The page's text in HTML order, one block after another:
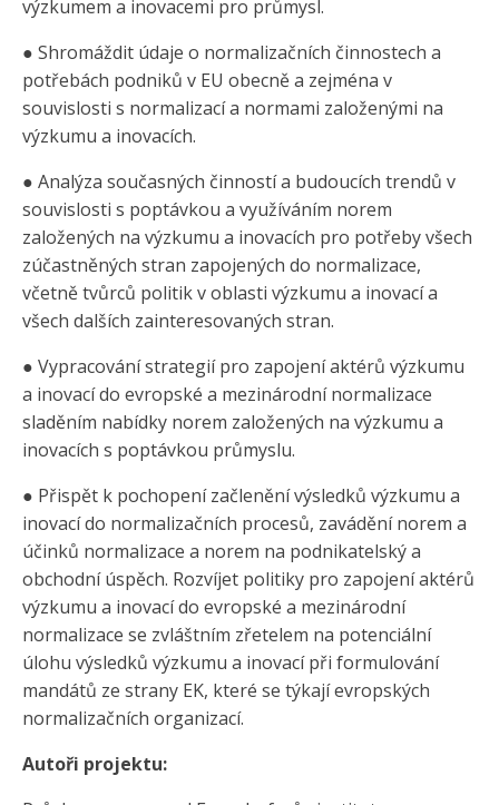
výzkumem a inovacemi pro průmysl.
● Shromáždit údaje o normalizačních činnostech a
potřebách podniků v EU obecně a zejména v
souvislosti s normalizací a normami založenými na
výzkumu a inovacích.
● Analýza současných činností a budoucích trendů v
souvislosti s poptávkou a využíváním norem
založených na výzkumu a inovacích pro potřeby všech
zúčastněných stran zapojených do normalizace,
včetně tvůrců politik v oblasti výzkumu a inovací a
všech dalších zainteresovaných stran.
● Vypracování strategií pro zapojení aktérů výzkumu
a inovací do evropské a mezinárodní normalizace
sladěním nabídky norem založených na výzkumu a
inovacích s poptávkou průmyslu.
● Přispět k pochopení začlenění výsledků výzkumu a
inovací do normalizačních procesů, zavádění norem a
účinků normalizace a norem na podnikatelský a
obchodní úspěch. Rozvíjet politiky pro zapojení aktérů
výzkumu a inovací do evropské a mezinárodní
normalizace se zvláštním zřetelem na potenciální
úlohu výsledků výzkumu a inovací při formulování
mandátů ze strany EK, které se týkají evropských
normalizačních organizací.
Autoři projektu: